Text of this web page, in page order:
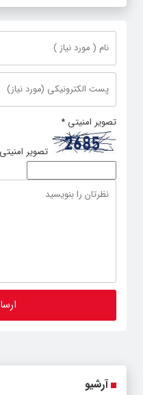
تصویر امنیتی *
تصویر
آرشیو